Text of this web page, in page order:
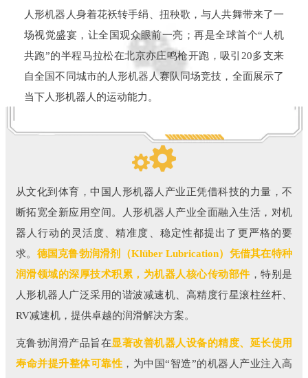
人形机器人身着花袄转手绢、扭秧歌，与人共舞带来了一
场视觉盛宴，让全国观众眼前一亮；再是全球首个“人机
共跑”的半程马拉松在北京亦庄鸣枪开跑，吸引20多支来
自全国不同城市的人形机器人赛队同场竞技，全面展示了
当下人形机器人的运动能力。
从文化到体育，中国人形机器人产业正凭借科技的力量，不
断拓宽全新应用空间。人形机器人产业全面融入生活，对机
器人行动的灵活度、精准度、稳定性都提出了更严格的要
求。 德国克鲁勃润滑剂（Klüber Lubrication）凭借其在特种
润滑领域的深厚技术积累，为机器人核心传动部件，特别是
人形机器人广泛采用的谐波减速机、高精度行星滚柱丝杆、
RV减速机，提供卓越的润滑解决方案。
克鲁勃润滑产品旨在显著改善机器人设备的精度、延长使用
寿命并提升整体可靠性 ，为中国“智造”的机器人产业注入高